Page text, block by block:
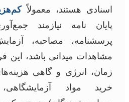
اسنادی هستند، معمولاً
پایان نامه نیازمند
پرسشنامه، مصاحبه،
مشاهدات میدانی باشد، این
زمان، انرژی و گاهی
خرید مواد